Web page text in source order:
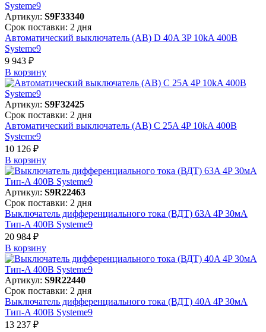
Артикул: S9F33340
Срок поставки: 2 дня
Автоматический выключатель (АВ) D 40A 3P 10kA 400В
Systeme9
9 943 ₽
В корзинy
Артикул: S9F32425
Срок поставки: 2 дня
Автоматический выключатель (АВ) C 25A 4P 10kA 400В
Systeme9
10 126 ₽
В корзинy
Артикул: S9R22463
Срок поставки: 2 дня
Выключатель дифференциального тока (ВДТ) 63A 4P 30мА
Тип-A 400В Systeme9
20 984 ₽
В корзинy
Артикул: S9R22440
Срок поставки: 2 дня
Выключатель дифференциального тока (ВДТ) 40A 4P 30мА
Тип-A 400В Systeme9
13 237 ₽